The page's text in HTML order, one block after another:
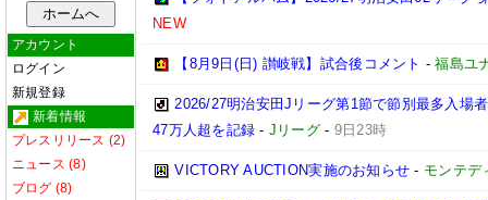
アカウント
ログイン
新規登録
新着情報
プレスリリース (2)
ニュース (8)
ブログ (8)
NEW
【8月9日(日) 讃岐戦】試合後コメント -福島ユ
2026/27明治安田Jリーグ第1節で節別最多入場
47万人超を記録 - Jリーグ - 9日23時
VICTORY AUCTION実施のお知らせ - モンテデ